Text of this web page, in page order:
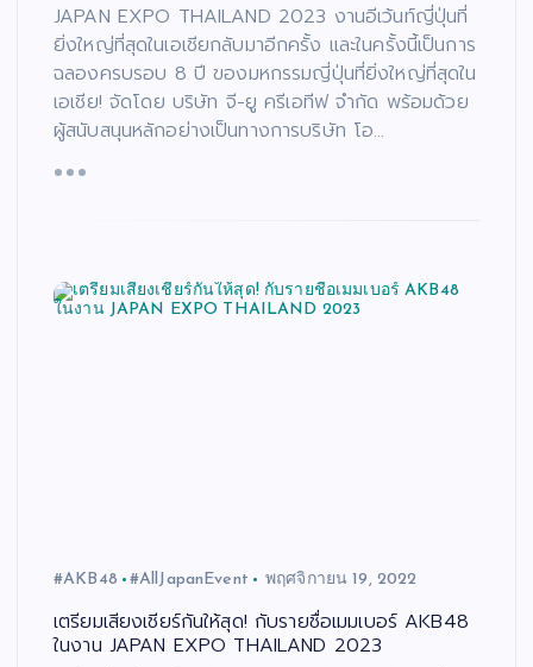
JAPAN EXPO THAILAND 2023 งานอีเว้นท์ญี่ปุ่นที่
ยิ่งใหญ่ที่สุดในเอเชียกลับมาอีกครั้ง และในครั้งนี้เป็นการ
ฉลองครบรอบ 8 ปี ของมหกรรมญี่ปุ่นที่ยิ่งใหญ่ที่สุดใน
เอเชีย! จัดโดย บริษัท จี-ยู ครีเอทีฟ จำกัด พร้อมด้วย
ผู้สนับสนุนหลักอย่างเป็นทางการบริษัท โอ…
#AKB48 #AllJapanEvent พฤศจิกายน 19, 2022
เตรียมเสียงเชียร์กันให้สุด! กับรายชื่อเมมเบอร์ AKB48
ในงาน JAPAN EXPO THAILAND 2023